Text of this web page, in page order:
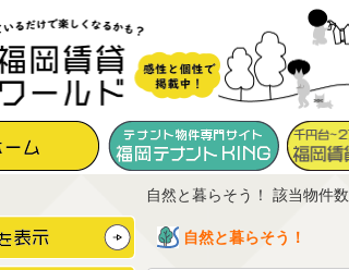
自然と暮らそう！ 該当物件数
自然と暮らそう！